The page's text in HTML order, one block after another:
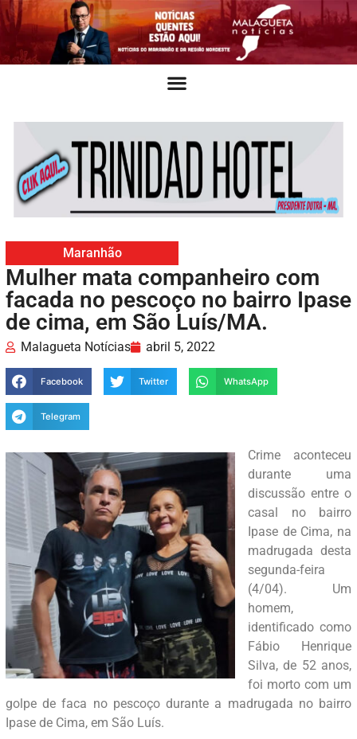
Maranhão
Mulher mata companheiro com
facada no pescoço no bairro Ipase
de cima, em São Luís/MA.
Malagueta Notícias abril 5, 2022
Facebook Twitter WhatsApp
Telegram
Crime aconteceu
durante uma
discussão entre o
casal no bairro
Ipase de Cima, na
madrugada desta
segunda-feira
(4/04). Um
homem,
identificado como
Fábio Henrique
Silva, de 52 anos,
foi morto com um
golpe de faca no pescoço durante a madrugada no bairro
Ipase de Cima, em São Luís.